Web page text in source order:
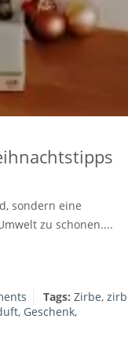
sondern eine
zu schonen....
Tags: Zirbe,
, Geschenk,